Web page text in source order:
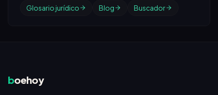
Glosario jurídico
Blog Buscador
boehoy